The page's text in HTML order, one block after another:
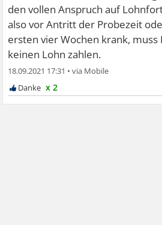
den vollen Anspruch auf
also vor Antritt der Probezeit
ersten vier Wochen krank,
keinen Lohn zahlen.
18.09.2021 17:31 •
x 2